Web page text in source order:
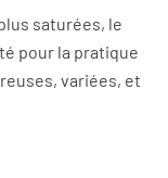
saturées, le
pour la pratique
variées, et